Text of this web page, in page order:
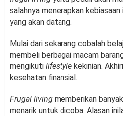
salahnya menerapkan
yang akan datang.
Mulai dari sekarang cobalah
membeli berbagai macam
mengikuti lifestyle kekinian.
kesehatan finansial.
Frugal living memberikan
menarik untuk dicoba. Alasan